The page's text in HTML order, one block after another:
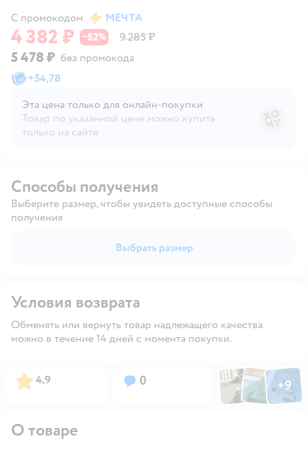
С промокодом
МЕЧТА
4 382 ₽ −52% 9 285 ₽
5 478 ₽ без промокода
+54,78
Эта цена только для онлайн‑покупки
Товар по указанной цене можно купить
только на сайте
Способы получения
Выберите размер, чтобы увидеть доступные способы
получения
Выбрать размер
Условия возврата
Обменять или вернуть товар надлежащего качества
можно в течение 14 дней с момента покупки.
Рейтинг:
4,9 Вопросов:
0 ФотоФотоФото
+9
Открыть
О товаре